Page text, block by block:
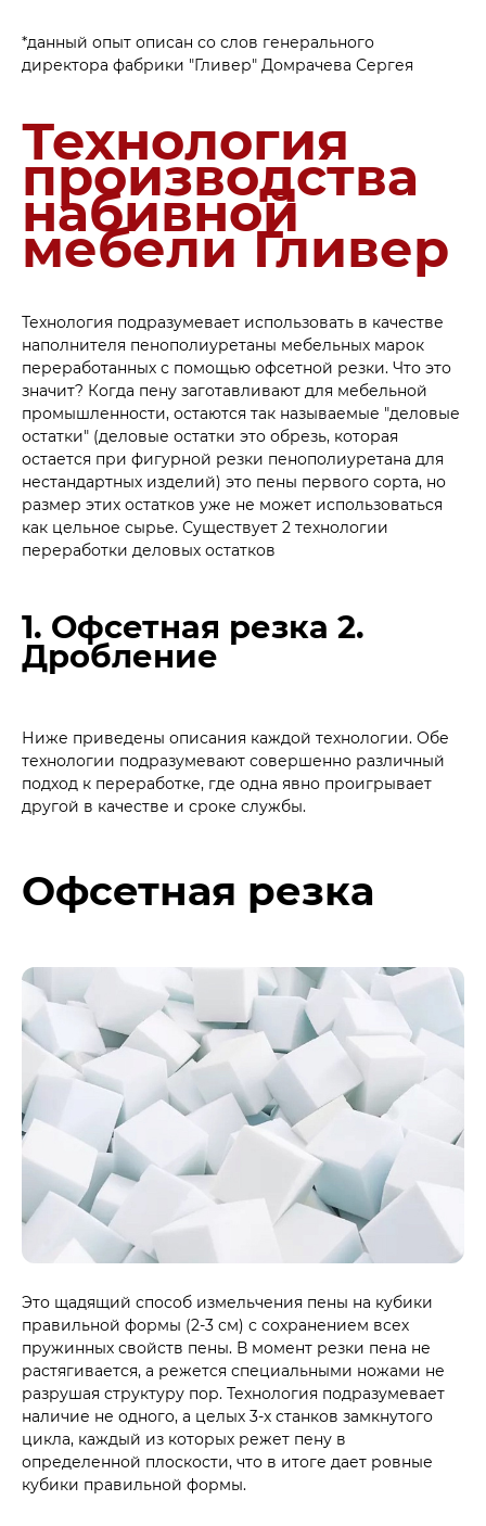
*данный опыт описан со слов генерального
директора фабрики "Гливер" Домрачева Сергея
Технология
производства
набивной
мебели Гливер
Технология подразумевает использовать в качестве
наполнителя пенополиуретаны мебельных марок
переработанных с помощью офсетной резки. Что это
значит? Когда пену заготавливают для мебельной
промышленности, остаются так называемые "деловые
остатки" (деловые остатки это обрезь, которая
остается при фигурной резки пенополиуретана для
нестандартных изделий) это пены первого сорта, но
размер этих остатков уже не может использоваться
как цельное сырье. Существует 2 технологии
переработки деловых остатков
1. Офсетная резка 2.
Дробление
Ниже приведены описания каждой технологии. Обе
технологии подразумевают совершенно различный
подход к переработке, где одна явно проигрывает
другой в качестве и сроке службы.
Офсетная резка
Это щадящий способ измельчения пены на кубики
правильной формы (2-3 см) с сохранением всех
пружинных свойств пены. В момент резки пена не
растягивается, а режется специальными ножами не
разрушая структуру пор. Технология подразумевает
наличие не одного, а целых 3-х станков замкнутого
цикла, каждый из которых режет пену в
определенной плоскости, что в итоге дает ровные
кубики правильной формы.